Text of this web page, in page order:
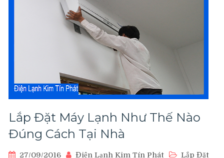
TP.HCM
Lắp Đặt Máy Lạnh Như Thế Nào
Đúng Cách Tại Nhà
27/09/2016 Điện Lạnh Kim Tín Phát
Lắp Đặt